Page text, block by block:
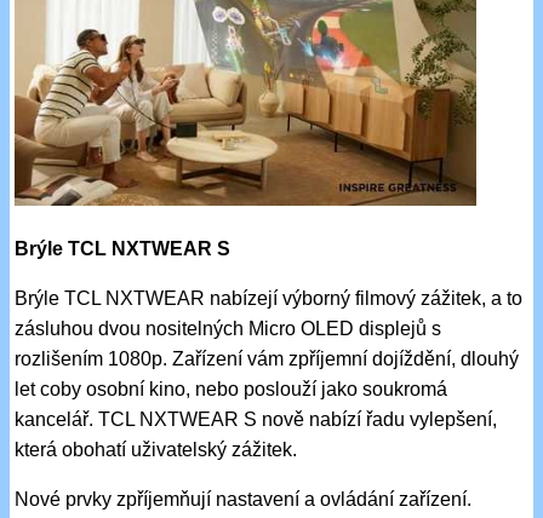
Brýle TCL NXTWEAR S
Brýle TCL NXTWEAR nabízejí výborný filmový zážitek, a to
zásluhou dvou nositelných Micro OLED displejů s
rozlišením 1080p. Zařízení vám zpříjemní dojíždění, dlouhý
let coby osobní kino, nebo poslouží jako soukromá
kancelář. TCL NXTWEAR S nově nabízí řadu vylepšení,
která obohatí uživatelský zážitek.
Nové prvky zpříjemňují nastavení a ovládání zařízení.